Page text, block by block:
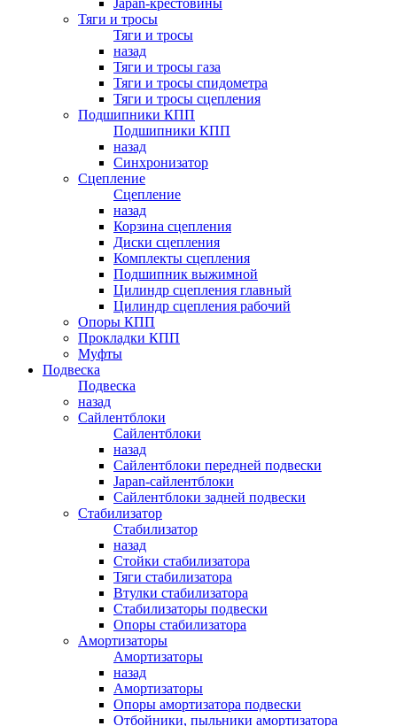
Japan-крестовины
Тяги и тросы
Тяги и тросы
назад
Тяги и тросы газа
Тяги и тросы спидометра
Тяги и тросы сцепления
Подшипники КПП
Подшипники КПП
назад
Синхронизатор
Сцепление
Сцепление
назад
Корзина сцепления
Диски сцепления
Комплекты сцепления
Подшипник выжимной
Цилиндр сцепления главный
Цилиндр сцепления рабочий
Опоры КПП
Прокладки КПП
Муфты
Подвеска
Подвеска
назад
Сайлентблоки
Сайлентблоки
назад
Сайлентблоки передней подвески
Japan-сайлентблоки
Сайлентблоки задней подвески
Стабилизатор
Стабилизатор
назад
Стойки стабилизатора
Тяги стабилизатора
Втулки стабилизатора
Стабилизаторы подвески
Опоры стабилизатора
Амортизаторы
Амортизаторы
назад
Амортизаторы
Опоры амортизатора подвески
Отбойники, пыльники амортизатора